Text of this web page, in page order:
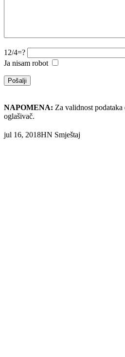
12/4=?
Ja nisam robot
NAPOMENA: Za validnost
oglašivač.
jul 16, 2018HN Smještaj